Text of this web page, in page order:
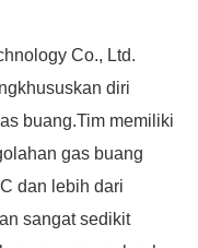
Co., Ltd.
diri
buang.Tim memiliki
gas buang
dan lebih dari
sangat sedikit